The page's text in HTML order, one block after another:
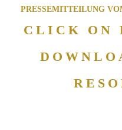
PRESSEMITTEILUNG
CLICK ON